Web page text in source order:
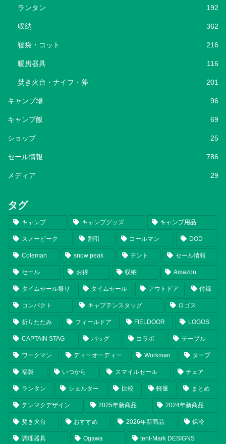
ランタン 192
収納 362
寝袋・コット 216
暖房器具 116
焚き火台・ナイフ・斧 201
キャンプ場 96
キャンプ飯 69
ショップ 25
セール情報 786
メディア 29
タグ
キャンプ キャンプグッズ キャンプ用品
スノーピーク 割引 コールマン DOD
Coleman snow peak テント セール情報
セール お得 収納 Amazon
タイムセール祭り タイムセール アウトドア 付録
コンパクト キャプテンスタッグ ロゴス
折りたたみ フィールドア FIELDOOR LOGOS
CAPTAIN STAG バッグ コラボ テーブル
ワークマン ディーオーディー Workman タープ
福袋 いつから スマイルセール チェア
ランタン シェルター 比較 軽量 まとめ
テンマクデザイン 2025年新商品 2024年新商品
焚き火台 おすすめ 2026年新商品 保冷
調理器具 Ogawa tent-Mark DESIGNS